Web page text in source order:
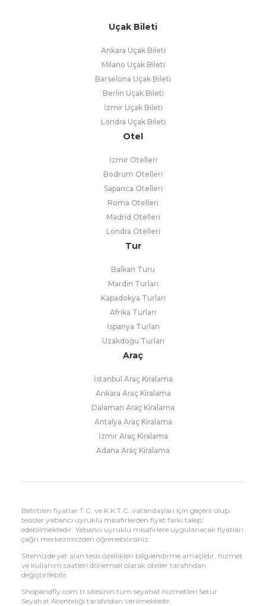
Uçak Bileti
Ankara Uçak Bileti
Milano Uçak Bileti
Barselona Uçak Bileti
Berlin Uçak Bileti
İzmir Uçak Bileti
Londra Uçak Bileti
Otel
İzmir Otelleri
Bodrum Otelleri
Sapanca Otelleri
Roma Otelleri
Madrid Otelleri
Londra Otelleri
Tur
Balkan Turu
Mardin Turları
Kapadokya Turları
Afrika Turları
İspanya Turları
Uzakdoğu Turları
Araç
İstanbul Araç Kiralama
Ankara Araç Kiralama
Dalaman Araç Kiralama
Antalya Araç Kiralama
İzmir Araç Kiralama
Adana Araç Kiralama
Belirtilen fiyatlar T.C. ve K.K.T.C. vatandaşları için geçerli olup
tesisler yabancı uyruklu misafirlerden fiyat farkı talep
edebilmektedir. Yabancı uyruklu misafirlere uygulanacak fiyatları
çağrı merkezimizden öğrenebilirsiniz.
Sitemizde yer alan tesis özellikleri bilgilendirme amaçlıdır, hizmet
ve kullanım saatleri dönemsel olarak oteller tarafından
değiştirilebilir.
Shopandfly.com.tr sitesinin tüm seyahat hizmetleri Setur
Seyahat Acenteliği tarafından verilmektedir.